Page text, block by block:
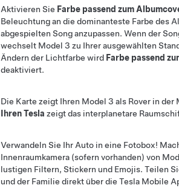
Aktivieren Sie Farbe passend zum
Beleuchtung an die dominanteste Farbe des
abgespielten Song anzupassen. Wenn der
wechselt Model 3 zu Ihrer ausgewählten
Ändern der Lichtfarbe wird Farbe passend
deaktiviert.
Die Karte zeigt Ihren Model 3 als Rover in der
Ihren Tesla zeigt das interplanetare
Verwandeln Sie Ihr Auto in eine Fotobox!
Innenraumkamera (sofern vorhanden) von
lustigen Filtern, Stickern und Emojis. Teilen
und der Familie direkt über die Tesla Mobile